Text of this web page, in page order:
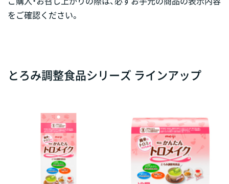
をご確認ください。
とろみ調整食品シリーズ ラインアップ